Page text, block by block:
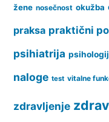
žene nosečnost okužba
praksa praktični
psihiatrija
naloge test vitalne
zdravljenje